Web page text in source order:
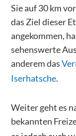
Sie auf 30 km
das Ziel dieser
angekommen,
sehenswerte
anderem das
Iserhatsche.
Weiter geht es
bekannten